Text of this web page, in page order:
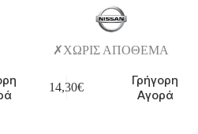
ΧΩΡΙΣ ΑΠΟΘΕΜΑ
14,30€
Γρήγορη
Αγορά